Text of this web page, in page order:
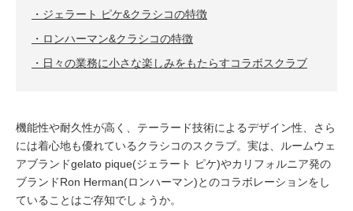
ジェラート ピケ&クラシコの特徴
ロンハーマン&クラシコの特徴
日々の業務に小さな楽しみをもたらすコラボスクラブ
機能性や耐久性が高く、テーラード技術によるデザイン性、さら
には着心地も優れているクラシコのスクラブ。実は、ルームウェ
アブランドgelato pique(ジェラート ピケ)やカリフォルニア発の
ブランドRon Herman(ロンハーマン)とのコラボレーションをし
ていることはご存知でしょうか。